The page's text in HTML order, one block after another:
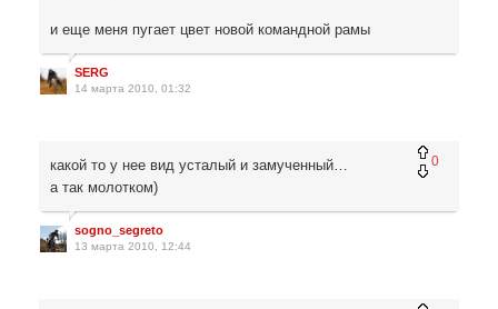
и еще меня пугает цвет новой командной рамы
SERG
14 марта 2010, 01:32
0
какой то у нее вид усталый и замученный…
а так молотком)
sogno_segreto
13 марта 2010, 12:44